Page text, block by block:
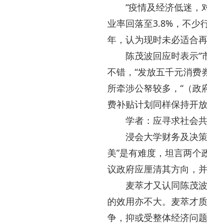
“疫情及经济低迷，对
业率回落至3.8%，不少
年，认为现时未必适合再
陈茂波回应时表示“市
不错，“发放五千元消费
所牵涉公帑较多，“（
费补贴计划同样保持开放
学者：应寻求社会
浸会大学财务及决策
美”是有难度，坦言两
议政府应厘清其方向，
麦萃才又认同陈茂波“
的效用亦不大。麦萃才
争，抑或受整体经济问